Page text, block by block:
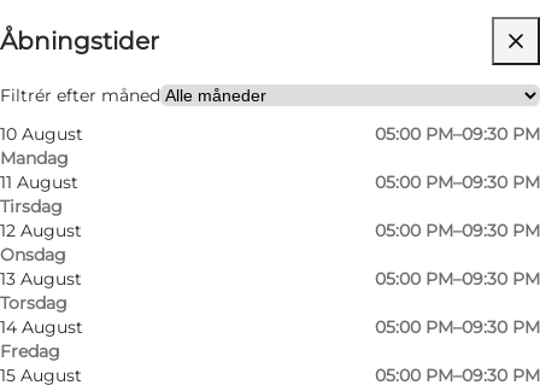
Åbningstider
Filtrér efter måned
10 August
Mandag
05:00 PM–09:30 PM
11 August
Tirsdag
05:00 PM–09:30 PM
12 August
Onsdag
05:00 PM–09:30 PM
13 August
Torsdag
05:00 PM–09:30 PM
14 August
Fredag
05:00 PM–09:30 PM
15 August
05:00 PM–09:30 PM
Besøg hjemmeside
Min virksomhed, Min partner, Venner